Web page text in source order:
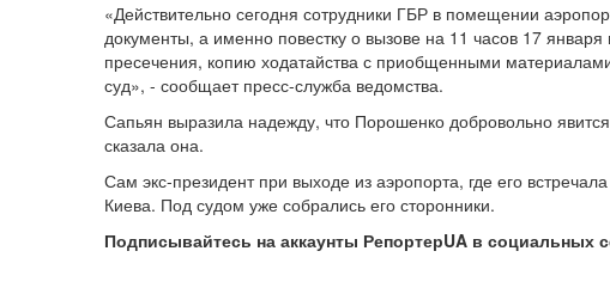
«Действительно сегодня сотрудники ГБР в помещении
документы, а именно повестку о вызове на 11 часов 17
пресечения, копию ходатайства с приобщенными
суд», - сообщает пресс-служба ведомства.
Сапьян выразила надежду, что Порошенко добровольно
сказала она.
Сам экс-президент при выходе из аэропорта, где его
Киева. Под судом уже собрались его сторонники.
Подписывайтесь на аккаунты РепортерUA в социальных